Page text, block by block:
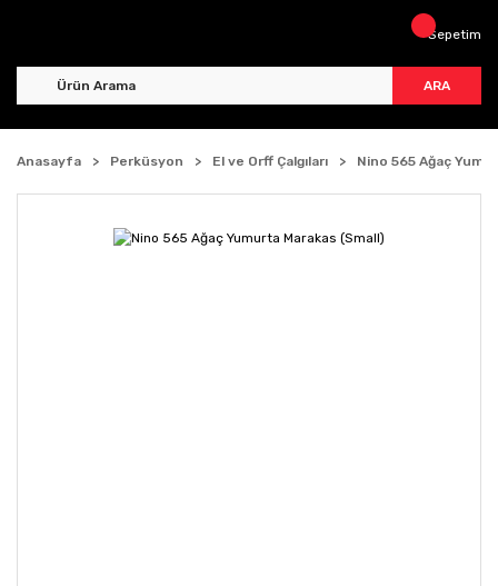
ARA
Sepetim
Anasayfa Perküsyon El ve Orff Çalgıları Nino 565 Ağaç